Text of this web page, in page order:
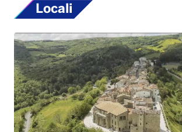
Locali